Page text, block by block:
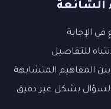
الشائعة
في الإجابة
للتفاصيل
المفاهيم المتشابهة
بشكل غير دقيق